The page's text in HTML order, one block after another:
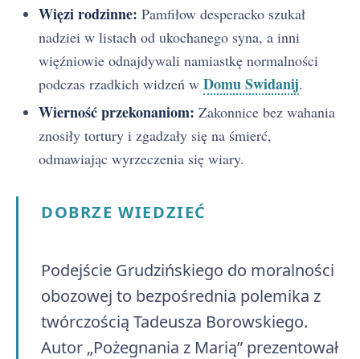
Więzi rodzinne: Pamfiłow desperacko szukał
nadziei w listach od ukochanego syna, a inni
więźniowie odnajdywali namiastkę normalności
podczas rzadkich widzeń w Domu Swidanij.
Wierność przekonaniom: Zakonnice bez wahania
znosiły tortury i zgadzały się na śmierć,
odmawiając wyrzeczenia się wiary.
DOBRZE WIEDZIEĆ
Podejście Grudzińskiego do moralności
obozowej to bezpośrednia polemika z
twórczością Tadeusza Borowskiego.
Autor „Pożegnania z Marią” prezentował